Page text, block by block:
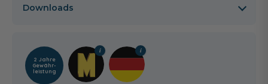
Downloads
2 Jahre
Gewähr­
leistung